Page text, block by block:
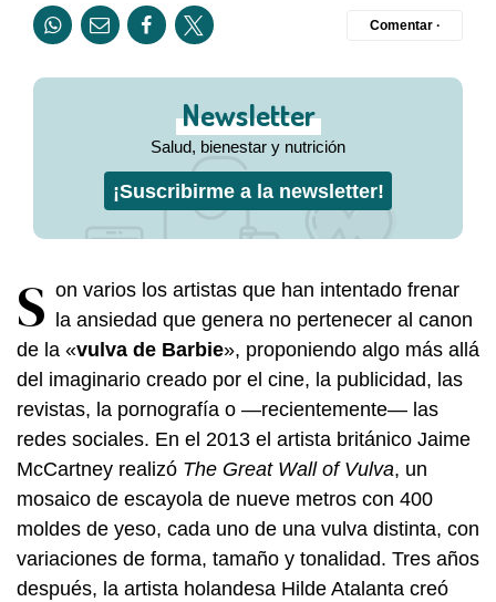
Comentar ·
Newsletter
Salud, bienestar y nutrición
¡Suscribirme a la newsletter!
S on varios los artistas que han intentado frenar
la ansiedad que genera no pertenecer al canon
de la «vulva de Barbie», proponiendo algo más allá
del imaginario creado por el cine, la publicidad, las
revistas, la pornografía o —recientemente— las
redes sociales. En el 2013 el artista británico Jaime
McCartney realizó The Great Wall of Vulva, un
mosaico de escayola de nueve metros con 400
moldes de yeso, cada uno de una vulva distinta, con
variaciones de forma, tamaño y tonalidad. Tres años
después, la artista holandesa Hilde Atalanta creó